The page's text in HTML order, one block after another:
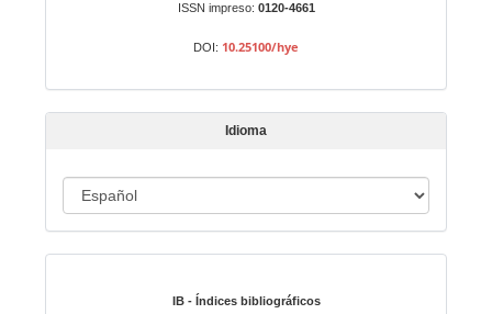
t
í
o
ISSN impreso: 0120-4661
DOI: 10.25100/hye
Idioma
d
m
IB - Índices bibliográficos